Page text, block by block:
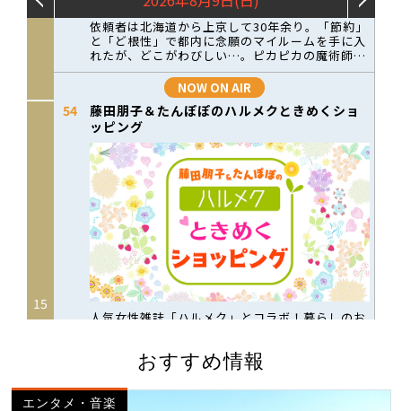
おすすめ情報
エンタメ・音楽